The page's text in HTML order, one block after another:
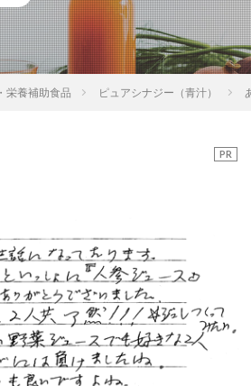
栄養補助食品 ピュアシナジー（青汁）
PR